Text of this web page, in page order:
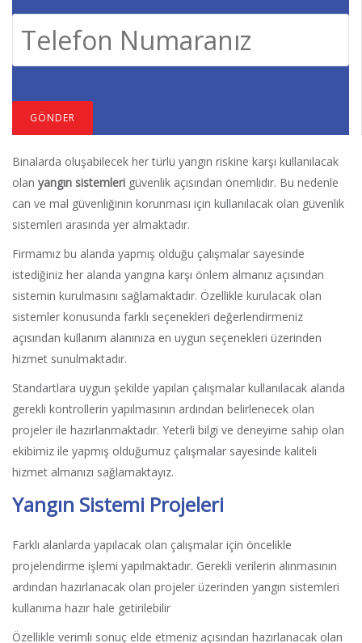
Binalarda oluşabilecek her türlü yangın riskine karşı kullanılacak
olan yangın sistemleri güvenlik açısından önemlidir. Bu nedenle
can ve mal güvenliğinin korunması için kullanılacak olan güvenlik
sistemleri arasında yer almaktadır.
Firmamız bu alanda yapmış olduğu çalışmalar sayesinde
istediğiniz her alanda yangına karşı önlem almanız açısından
sistemin kurulmasını sağlamaktadır. Özellikle kurulacak olan
sistemler konusunda farklı seçenekleri değerlendirmeniz
açısından kullanım alanınıza en uygun seçenekleri üzerinden
hizmet sunulmaktadır.
Standartlara uygun şekilde yapılan çalışmalar kullanılacak alanda
gerekli kontrollerin yapılmasının ardından belirlenecek olan
projeler ile hazırlanmaktadır. Yeterli bilgi ve deneyime sahip olan
ekibimiz ile yapmış olduğumuz çalışmalar sayesinde kaliteli
hizmet almanızı sağlamaktayız.
Yangın Sistemi Projeleri
Farklı alanlarda yapılacak olan çalışmalar için öncelikle
projelendirme işlemi yapılmaktadır. Gerekli verilerin alınmasının
ardından hazırlanacak olan projeler üzerinden yangın sistemleri
kullanıma hazır hale getirilebilir
Özellikle verimli sonuç elde etmeniz açısından hazırlanacak olan